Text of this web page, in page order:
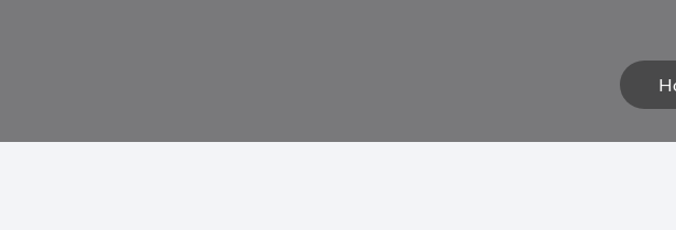
കല കുവൈറ്റ് ഫിഫ ലോകകപ്പ് പ്രവചന
കല കുവൈറ്റ് കലാമേള 2026 ജൂലൈ 9-